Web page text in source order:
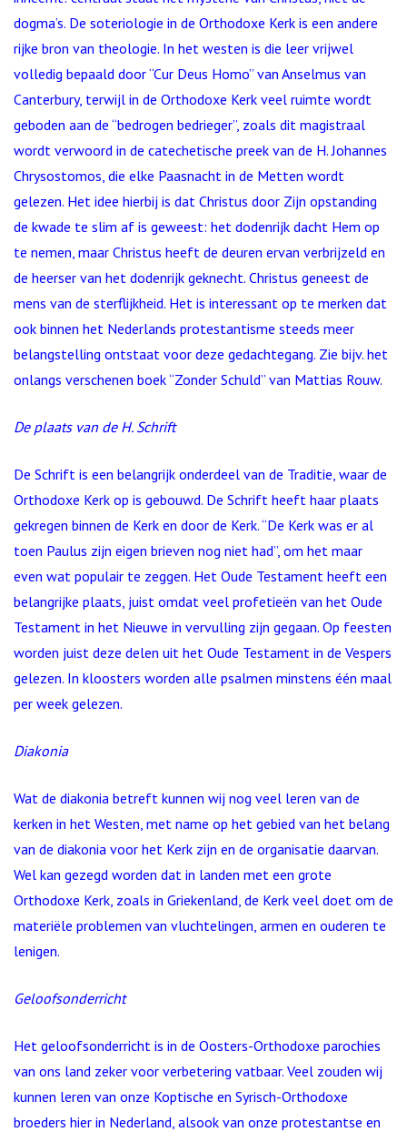
dogma’s. De soteriologie in de Orthodoxe Kerk is een andere
rijke bron van theologie. In het westen is die leer vrijwel
volledig bepaald door “Cur Deus Homo” van Anselmus van
Canterbury, terwijl in de Orthodoxe Kerk veel ruimte wordt
geboden aan de “bedrogen bedrieger”, zoals dit magistraal
wordt verwoord in de catechetische preek van de H. Johannes
Chrysostomos, die elke Paasnacht in de Metten wordt
gelezen. Het idee hierbij is dat Christus door Zijn opstanding
de kwade te slim af is geweest: het dodenrijk dacht Hem op
te nemen, maar Christus heeft de deuren ervan verbrijzeld en
de heerser van het dodenrijk geknecht. Christus geneest de
mens van de sterflijkheid. Het is interessant op te merken dat
ook binnen het Nederlands protestantisme steeds meer
belangstelling ontstaat voor deze gedachtegang. Zie bijv. het
onlangs verschenen boek “Zonder Schuld” van Mattias Rouw.
De plaats van de H. Schrift
De Schrift is een belangrijk onderdeel van de Traditie, waar de
Orthodoxe Kerk op is gebouwd. De Schrift heeft haar plaats
gekregen binnen de Kerk en door de Kerk. “De Kerk was er al
toen Paulus zijn eigen brieven nog niet had”, om het maar
even wat populair te zeggen. Het Oude Testament heeft een
belangrijke plaats, juist omdat veel profetieën van het Oude
Testament in het Nieuwe in vervulling zijn gegaan. Op feesten
worden juist deze delen uit het Oude Testament in de Vespers
gelezen. In kloosters worden alle psalmen minstens één maal
per week gelezen.
Diakonia
Wat de diakonia betreft kunnen wij nog veel leren van de
kerken in het Westen, met name op het gebied van het belang
van de diakonia voor het Kerk zijn en de organisatie daarvan.
Wel kan gezegd worden dat in landen met een grote
Orthodoxe Kerk, zoals in Griekenland, de Kerk veel doet om de
materiële problemen van vluchtelingen, armen en ouderen te
lenigen.
Geloofsonderricht
Het geloofsonderricht is in de Oosters-Orthodoxe parochies
van ons land zeker voor verbetering vatbaar. Veel zouden wij
kunnen leren van onze Koptische en Syrisch-Orthodoxe
broeders hier in Nederland, alsook van onze protestantse en